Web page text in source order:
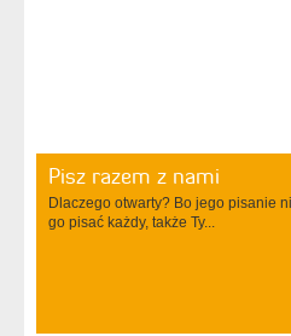
Pisz razem z nami
Dlaczego otwarty? Bo jego pisanie
go pisać każdy, także Ty...